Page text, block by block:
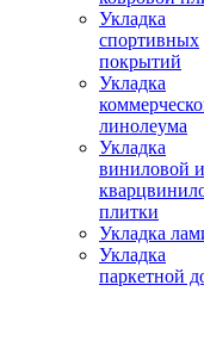
Укладка
спортивных
покрытий
Укладка
линолеума
Укладка
виниловой и
плитки
Укладка
Укладка
паркетной